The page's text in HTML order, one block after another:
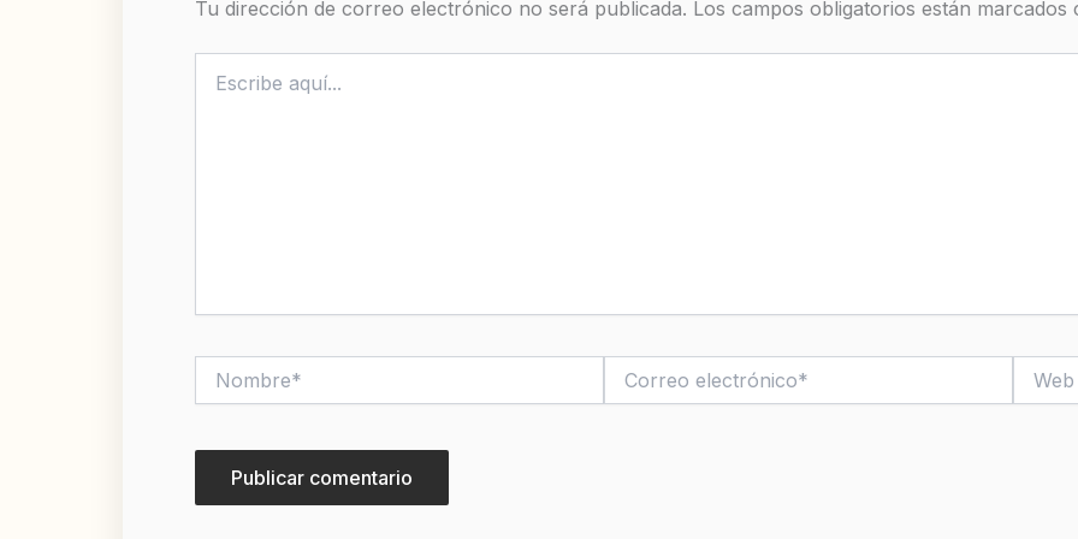
Tu dirección de correo electrónico no será publicada. Los campos obligatorios están marcados
aquí...
electrónico*